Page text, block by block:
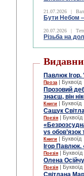
21.07.2026 |
Бути Небом
20.07.2026 |
Різьба на
Павлюк
Проза | Буквоїд
Прозовий
знаєш, він
Книги | Буквоїд
Сащук
Поезія | Буквоїд
vs обов’язок
Книги | Буквоїд
Ігор
Поезія | Буквоїд
Олена
Поезія | Буквоїд
Світлана